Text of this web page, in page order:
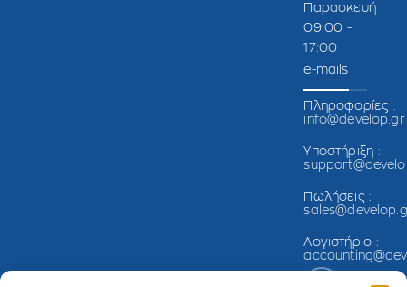
Παρασκευή
09:00 -
17:00
e-mails
Πληροφορίες :
info@develop.gr
Υποστήριξη :
Πωλήσεις :
Λογιστήριο :